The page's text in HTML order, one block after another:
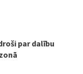
par dalību